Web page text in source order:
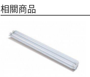
相關商品